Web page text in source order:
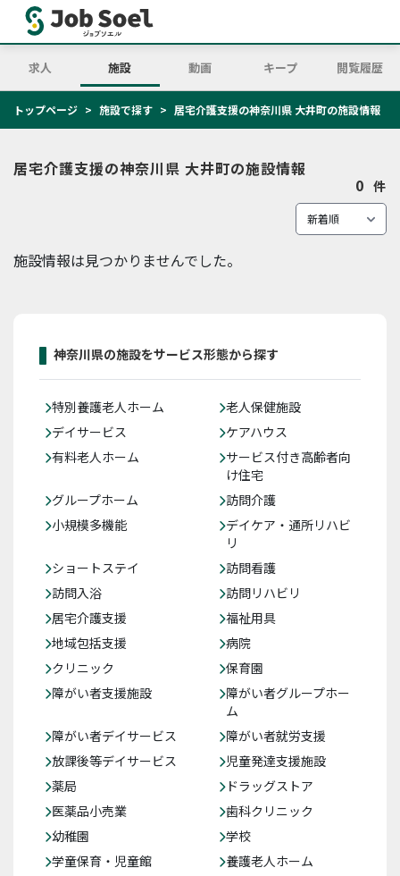
求人 施設 動画 キープ 閲覧履歴
トップページ 施設で探す 居宅介護支援の神奈川県 大井町の施設情報
居宅介護支援の神奈川県 大井町の施設情報
0 件
施設情報は見つかりませんでした。
神奈川県の施設をサービス形態から探す
特別養護老人ホーム
老人保健施設
デイサービス
ケアハウス
有料老人ホーム
サービス付き高齢者向
け住宅
グループホーム
訪問介護
小規模多機能
デイケア・通所リハビ
リ
ショートステイ
訪問看護
訪問入浴
訪問リハビリ
居宅介護支援
福祉用具
地域包括支援
病院
クリニック
保育園
障がい者支援施設
障がい者グループホー
ム
障がい者デイサービス
障がい者就労支援
放課後等デイサービス
児童発達支援施設
薬局
ドラッグストア
医薬品小売業
歯科クリニック
幼稚園
学校
学童保育・児童館
養護老人ホーム